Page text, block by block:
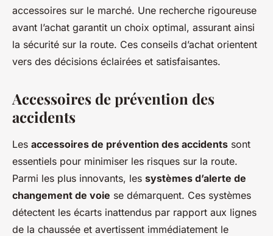
accessoires sur le marché. Une recherche rigoureuse
avant l’achat garantit un choix optimal, assurant ainsi
la sécurité sur la route. Ces conseils d’achat orientent
vers des décisions éclairées et satisfaisantes.
Accessoires de prévention des
accidents
Les accessoires de prévention des accidents sont
essentiels pour minimiser les risques sur la route.
Parmi les plus innovants, les systèmes d’alerte de
changement de voie se démarquent. Ces systèmes
détectent les écarts inattendus par rapport aux lignes
de la chaussée et avertissent immédiatement le